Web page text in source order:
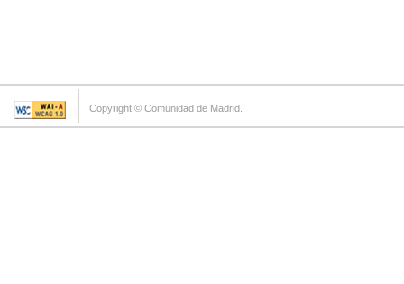
Copyright © Comunidad de Madrid.